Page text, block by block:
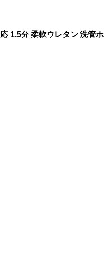
1.5分 柔軟ウレタン 洗管ホ